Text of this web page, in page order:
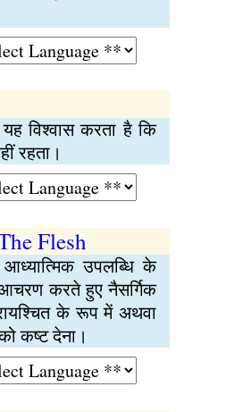
यह विश्वास करता है कि
रहता।
Flesh
आध्यात्मिक उपलब्धि के
करते हुए नैसर्गिक
के रूप में अथवा
कष्ट देना।